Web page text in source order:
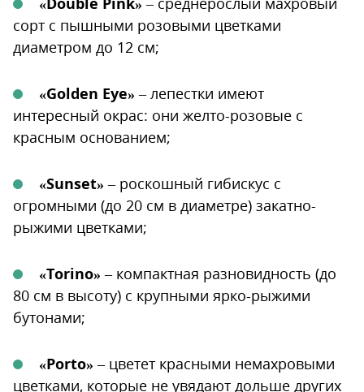
сорт с пышными розовыми цветками
диаметром до 12 см;
«Golden Eye»– лепестки имеют
интересный окрас: они желто-розовые с
красным основанием;
«Sunset» – роскошный гибискус с
огромными (до 20 см в диаметре) закатно-
рыжими цветками;
«Torino» – компактная разновидность (до
80 см в высоту) с крупными ярко-рыжими
бутонами;
«Porto» – цветет красными немахровыми
цветками, которые не увядают дольше других